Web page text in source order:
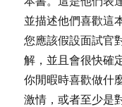
並描述他們喜歡這
您應該假設面試官
解，並且會很快確
你閒暇時喜歡做什
激情，或者至少是